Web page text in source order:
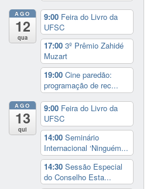
AGO
12
qua
9:00 Feira do Livro da
UFSC
17:003º Prêmio Zahidé
Muzart
19:00Cine paredão:
programação de rec...
AGO
13
qui
9:00 Feira do Livro da
UFSC
14:00Seminário
Internacional ‘Ninguém...
14:30Sessão Especial
do Conselho Esta...